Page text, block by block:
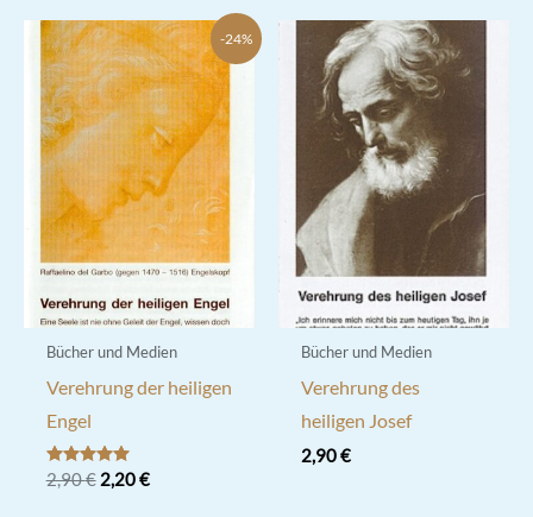
-24%
Bücher und Medien
Verehrung der heiligen
Engel
Bewertet mit
5.00
2,90€ Ursprünglicher
2,20€Aktueller
Bücher und Medien
Verehrung des
heiligen Josef
2,90€